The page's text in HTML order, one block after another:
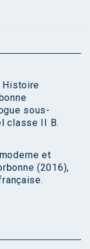
Histoire
sous-
classe II B.
et
(2016),